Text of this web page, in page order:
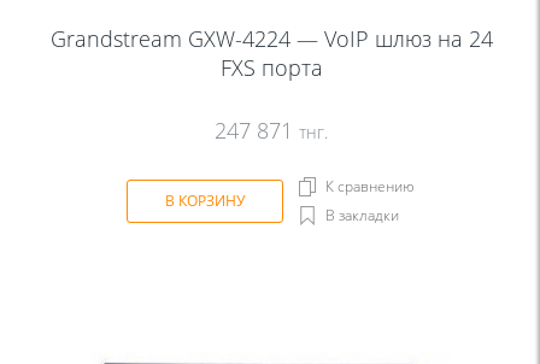
Grandstream GXW-4224 — VoIP шлюз на 24
FXS порта
247 871 тнг.
В КОРЗИНУ
К сравнению
В закладки